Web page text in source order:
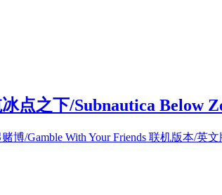
点之下/Subnautica Below